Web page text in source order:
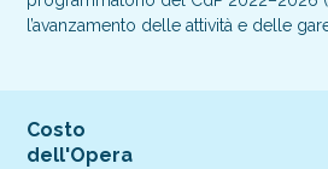
l’avanzamento delle attività e delle
Costo
dell'Opera